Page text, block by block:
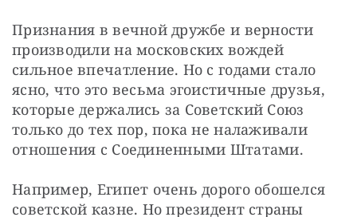
Признания в вечной дружбе и верности
производили на московских вождей
сильное впечатление. Но с годами стало
ясно, что это весьма эгоистичные друзья,
которые держались за Советский Союз
только до тех пор, пока не налаживали
отношения с Соединенными Штатами.
Например, Египет очень дорого обошелся
советской казне. Но президент страны